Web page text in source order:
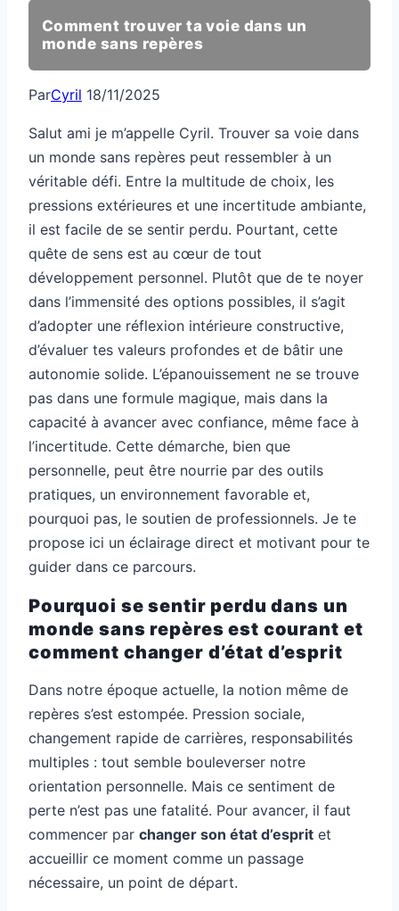
Comment trouver ta voie dans un
monde sans repères
ParCyril 18/11/2025
Salut ami je m’appelle Cyril. Trouver sa voie dans
un monde sans repères peut ressembler à un
véritable défi. Entre la multitude de choix, les
pressions extérieures et une incertitude ambiante,
il est facile de se sentir perdu. Pourtant, cette
quête de sens est au cœur de tout
développement personnel. Plutôt que de te noyer
dans l’immensité des options possibles, il s’agit
d’adopter une réflexion intérieure constructive,
d’évaluer tes valeurs profondes et de bâtir une
autonomie solide. L’épanouissement ne se trouve
pas dans une formule magique, mais dans la
capacité à avancer avec confiance, même face à
l’incertitude. Cette démarche, bien que
personnelle, peut être nourrie par des outils
pratiques, un environnement favorable et,
pourquoi pas, le soutien de professionnels. Je te
propose ici un éclairage direct et motivant pour te
guider dans ce parcours.
Pourquoi se sentir perdu dans un
monde sans repères est courant et
comment changer d’état d’esprit
Dans notre époque actuelle, la notion même de
repères s’est estompée. Pression sociale,
changement rapide de carrières, responsabilités
multiples : tout semble bouleverser notre
orientation personnelle. Mais ce sentiment de
perte n’est pas une fatalité. Pour avancer, il faut
commencer par changer son état d’esprit et
accueillir ce moment comme un passage
nécessaire, un point de départ.